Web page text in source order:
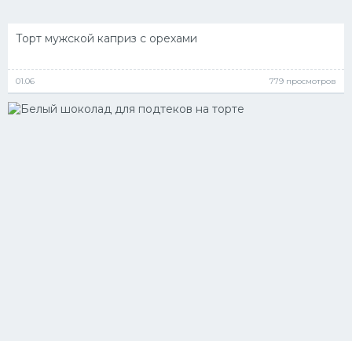
Торт мужской каприз с орехами
01.06 779 просмотров